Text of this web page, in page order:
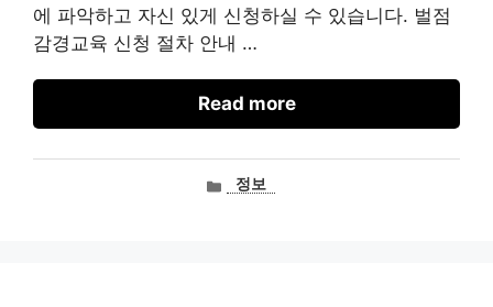
에 파악하고 자신 있게 신청하실 수 있습니다. 벌점
감경교육 신청 절차 안내 …
Read more
카정보